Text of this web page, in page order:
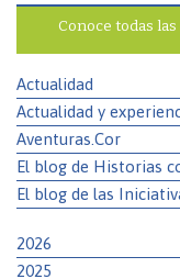
Conoce todas
Actualidad
Actualidad y
Aventuras.Cor
El blog de Historias
El blog de las
2026
2025